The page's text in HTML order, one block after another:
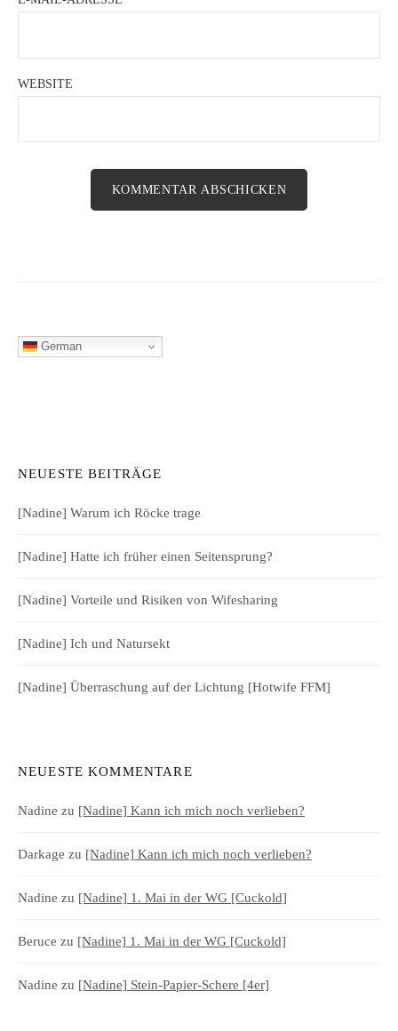
WEBSITE
German
NEUESTE BEITRÄGE
[Nadine] Warum ich Röcke trage
[Nadine] Hatte ich früher einen Seitensprung?
[Nadine] Vorteile und Risiken von Wifesharing
[Nadine] Ich und Natursekt
[Nadine] Überraschung auf der Lichtung [Hotwife FFM]
NEUESTE KOMMENTARE
Nadine zu [Nadine] Kann ich mich noch verlieben?
Darkage zu [Nadine] Kann ich mich noch verlieben?
Nadine zu [Nadine] 1. Mai in der WG [Cuckold]
Beruce zu [Nadine] 1. Mai in der WG [Cuckold]
Nadine zu [Nadine] Stein-Papier-Schere [4er]